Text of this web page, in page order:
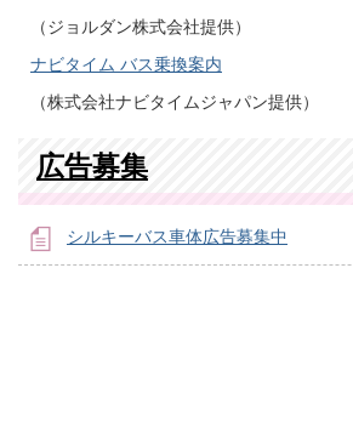
（ジョルダン株式会社提供）
ナビタイム バス乗換案内
（株式会社ナビタイムジャパン提供）
広告募集
シルキーバス車体広告募集中